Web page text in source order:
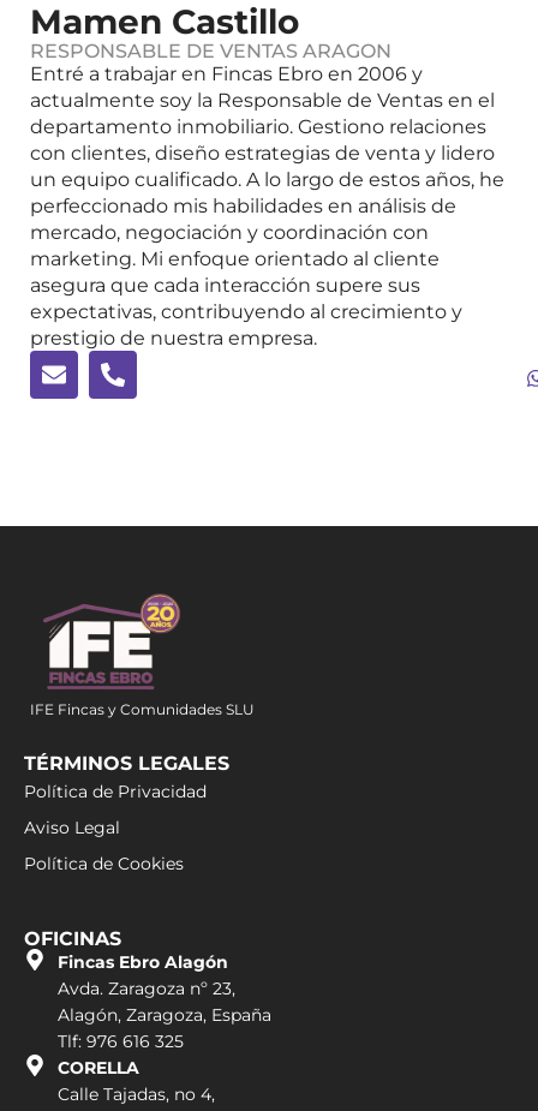
Mamen Castillo
RESPONSABLE DE VENTAS ARAGON
Entré a trabajar en Fincas Ebro en 2006 y
actualmente soy la Responsable de Ventas en el
departamento inmobiliario. Gestiono relaciones
con clientes, diseño estrategias de venta y lidero
un equipo cualificado. A lo largo de estos años, he
perfeccionado mis habilidades en análisis de
mercado, negociación y coordinación con
marketing. Mi enfoque orientado al cliente
asegura que cada interacción supere sus
expectativas, contribuyendo al crecimiento y
prestigio de nuestra empresa.
IFE Fincas y Comunidades SLU
TÉRMINOS LEGALES
Política de Privacidad
Aviso Legal
Política de Cookies
OFICINAS
Fincas Ebro Alagón
Avda. Zaragoza nº 23,
Alagón, Zaragoza, España
Tlf: 976 616 325
CORELLA
Calle Tajadas, no 4,